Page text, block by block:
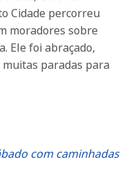
Cidade percorreu
moradores sobre
Ele foi abraçado,
paradas para
com caminhadas